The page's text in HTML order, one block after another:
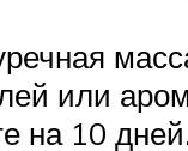
или
на 10